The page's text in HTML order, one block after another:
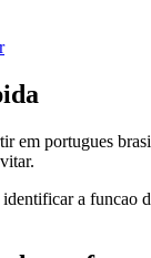
em portugues
a funcao